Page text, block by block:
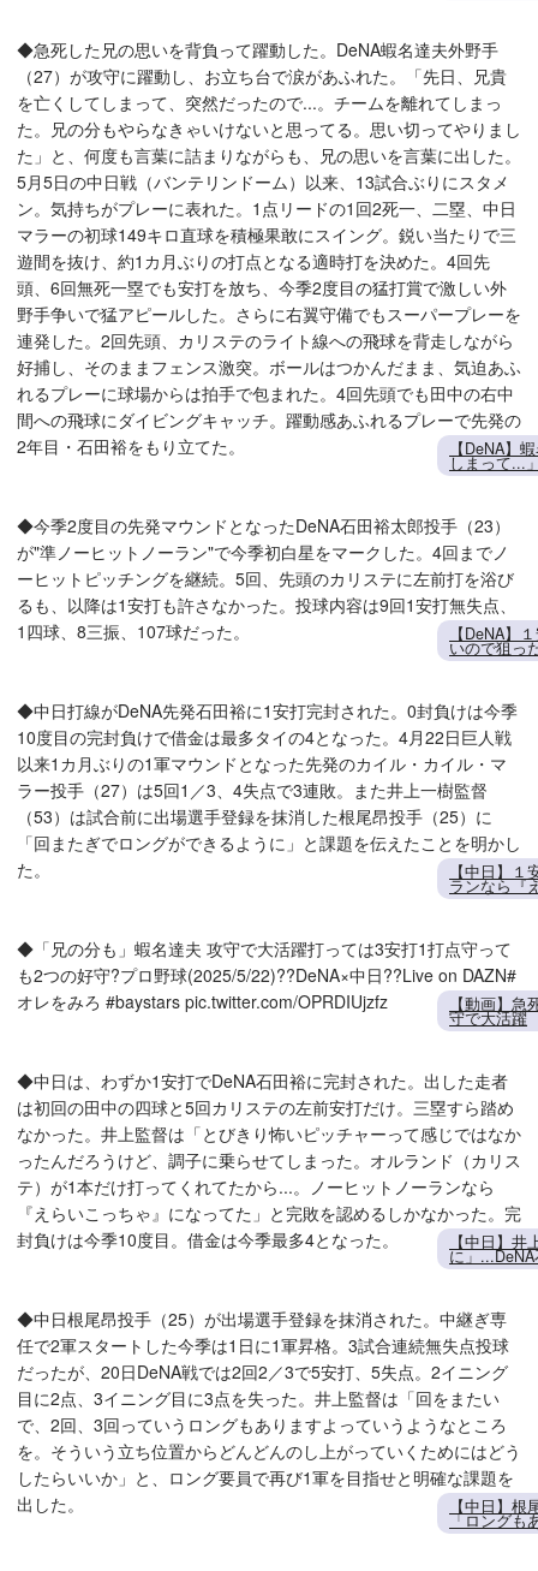
◆急死した兄の思いを背負って躍動した。DeNA蝦名達夫外野手
（27）が攻守に躍動し、お立ち台で涙があふれた。「先日、兄貴
を亡くしてしまって、突然だったので...。チームを離れてしまっ
た。兄の分もやらなきゃいけないと思ってる。思い切ってやりまし
た」と、何度も言葉に詰まりながらも、兄の思いを言葉に出した。
5月5日の中日戦（バンテリンドーム）以来、13試合ぶりにスタメ
ン。気持ちがプレーに表れた。1点リードの1回2死一、二塁、中日
マラーの初球149キロ直球を積極果敢にスイング。鋭い当たりで三
遊間を抜け、約1カ月ぶりの打点となる適時打を決めた。4回先
頭、6回無死一塁でも安打を放ち、今季2度目の猛打賞で激しい外
野手争いで猛アピールした。さらに右翼守備でもスーパープレーを
連発した。2回先頭、カリステのライト線への飛球を背走しながら
好捕し、そのままフェンス激突。ボールはつかんだまま、気迫あふ
れるプレーに球場からは拍手で包まれた。4回先頭でも田中の右中
間への飛球にダイビングキャッチ。躍動感あふれるプレーで先発の
2年目・石田裕をもり立てた。
【DeNA】
しまって...
◆今季2度目の先発マウンドとなったDeNA石田裕太郎投手（23）
が"準ノーヒットノーラン"で今季初白星をマークした。4回までノ
ーヒットピッチングを継続。5回、先頭のカリステに左前打を浴び
るも、以降は1安打も許さなかった。投球内容は9回1安打無失点、
1四球、8三振、107球だった。
【DeNA】
いので狙っ
◆中日打線がDeNA先発石田裕に1安打完封された。0封負けは今季
10度目の完封負けで借金は最多タイの4となった。4月22日巨人戦
以来1カ月ぶりの1軍マウンドとなった先発のカイル・カイル・マ
ラー投手（27）は5回1／3、4失点で3連敗。また井上一樹監督
（53）は試合前に出場選手登録を抹消した根尾昂投手（25）に
「回またぎでロングができるように」と課題を伝えたことを明かし
た。
【中日】
ランなら『
◆「兄の分も」蝦名達夫 攻守で大活躍打っては3安打1打点守って
も2つの好守?プロ野球(2025/5/22)??DeNA×中日??Live on DAZN#
オレをみろ #baystars pic.twitter.com/OPRDIUjzfz
【動画】
守で大活躍
◆中日は、わずか1安打でDeNA石田裕に完封された。出した走者
は初回の田中の四球と5回カリステの左前安打だけ。三塁すら踏め
なかった。井上監督は「とびきり怖いピッチャーって感じではなか
ったんだろうけど、調子に乗らせてしまった。オルランド（カリス
テ）が1本だけ打ってくれてたから...。ノーヒットノーランなら
『えらいこっちゃ』になってた」と完敗を認めるしかなかった。完
封負けは今季10度目。借金は今季最多4となった。
【中日】
に」
◆中日根尾昂投手（25）が出場選手登録を抹消された。中継ぎ専
任で2軍スタートした今季は1日に1軍昇格。3試合連続無失点投球
だったが、20日DeNA戦では2回2／3で5安打、5失点。2イニング
目に2点、3イニング目に3点を失った。井上監督は「回をまたい
で、2回、3回っていうロングもありますよっていうようなところ
を。そういう立ち位置からどんどんのし上がっていくためにはどう
したらいいか」と、ロング要員で再び1軍を目指せと明確な課題を
出した。
【中日】
「ロングも